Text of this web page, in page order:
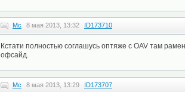
Mc 8 мая 2013, 13:32 ID173710
Кстати полностью соглашусь оптяже с OAV там
офсайд.
Mc 8 мая 2013, 13:29 ID173707